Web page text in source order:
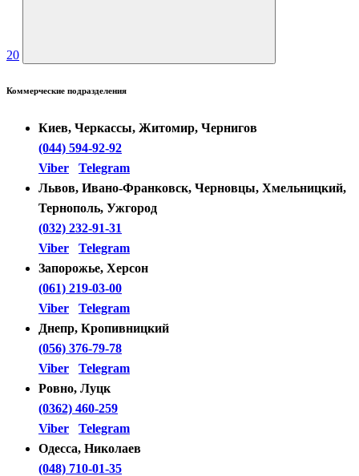
20
Коммерческие подразделения
Киев, Черкассы, Житомир, Чернигов
(044) 594-92-92
Viber
Telegram
Львов, Ивано-Франковск, Черновцы, Хмельницкий,
Тернополь, Ужгород
(032) 232-91-31
Viber
Telegram
Запорожье, Херсон
(061) 219-03-00
Viber
Telegram
Днепр, Кропивницкий
(056) 376-79-78
Viber
Telegram
Ровно, Луцк
(0362) 460-259
Viber
Telegram
Одесса, Николаев
(048) 710-01-35